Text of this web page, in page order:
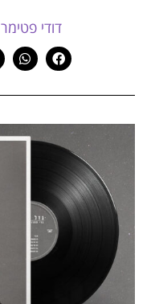
דודי פטימר